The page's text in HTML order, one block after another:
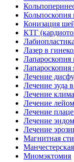
Конизация
КТГ
Лабиопластика
Лазер в
Лапароскопия
Лапароскопия
Лечение
Лечение зуда
Лечение
Лечение
Лечение
Лечение
Лечение
Магнитная
Миомэктомия